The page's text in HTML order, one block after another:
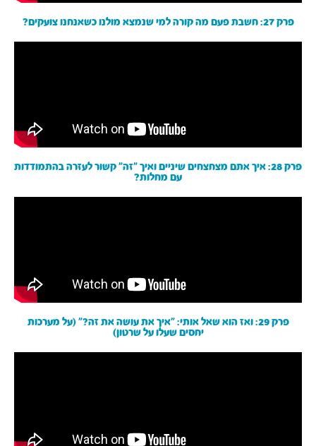
פרק 27: חשבת פעם מה קורה למי שנמצא מולנו כשאנחנו צועקים?
פרק 28: איך אתם מצחצחים שיניים ואיך ״זה״ קשור לעזרה בהתמודדות
עם מחלות?
פרק 29: ואז הוא שאל אותי: ״איך את עושה את זה?״ (על מערכות
יחסים שעלו על שרטון)